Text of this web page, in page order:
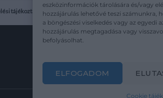
eszközinformációk tárolására és/vagy
hozzájárulás lehetővé teszi számunkra,
a böngészési viselkedés vagy az egyedi
hozzájárulás megtagadása vagy
befolyásolhat.
ELFOGADOM
Cookie
tájékoztatót: mutargy.com/adatkezelesi-tajekoztato/